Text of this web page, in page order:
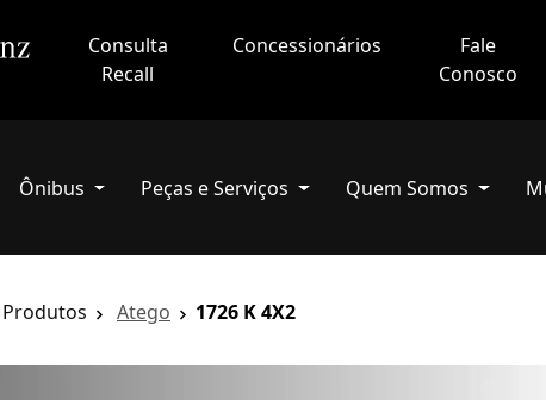
Consulta
Recall
Concessionários
Fale
Conosco
Ônibus Peças e Serviços Quem Somos
Atego 1726 K 4X2